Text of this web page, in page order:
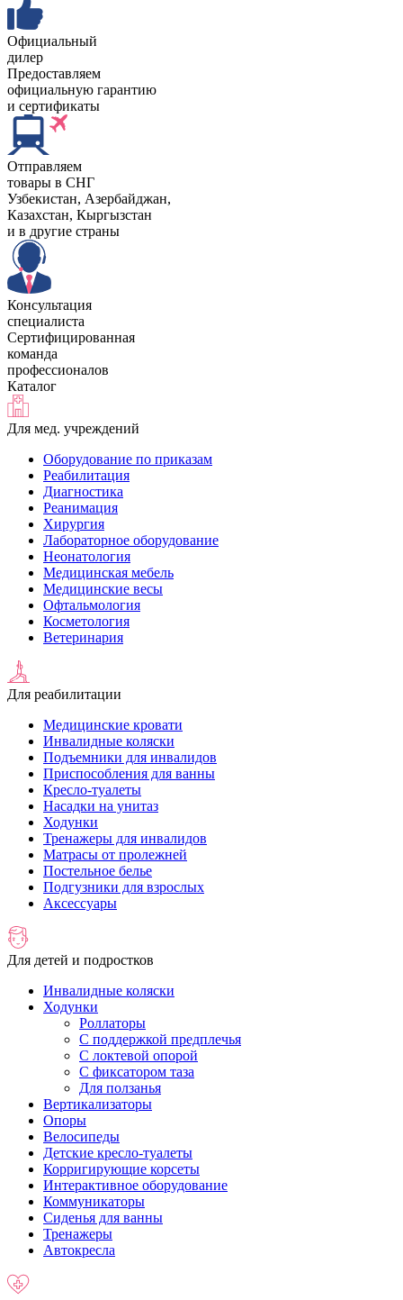
Официальный
дилер
Предоставляем
официальную гарантию
и сертификаты
Отправляем
товары в СНГ
Узбекистан, Aзербайджан,
Казахстан, Кыргызстан
и в другие страны
Консультация
специалиста
Сертифицированная
команда
профессионалов
Каталог
Для мед. учреждений
Оборудование по приказам
Реабилитация
Диагностика
Реанимация
Хирургия
Лабораторное оборудование
Неонатология
Медицинская мебель
Медицинские весы
Офтальмология
Косметология
Ветеринария
Для реабилитации
Медицинские кровати
Инвалидные коляски
Подъемники для инвалидов
Приспособления для ванны
Кресло-туалеты
Насадки на унитаз
Ходунки
Тренажеры для инвалидов
Матрасы от пролежней
Постельное белье
Подгузники для взрослых
Аксессуары
Для детей и подростков
Инвалидные коляски
Ходунки
Роллаторы
С поддержкой предплечья
C локтевой опорой
С фиксатором таза
Для ползанья
Вертикализаторы
Опоры
Велосипеды
Детские кресло-туалеты
Корригирующие корсеты
Интерактивное оборудование
Коммуникаторы
Сиденья для ванны
Тренажеры
Автокресла